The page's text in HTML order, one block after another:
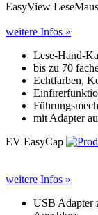
EasyView
weitere Infos »
Lese-Hand-
bis zu 70
Echtfarben,
mit Adapter
EV EasyCap
weitere Infos »
USB Adapter